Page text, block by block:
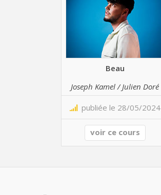
Beau
Joseph Kamel / Julien Doré
publiée le 28/05/2024
voir ce cours